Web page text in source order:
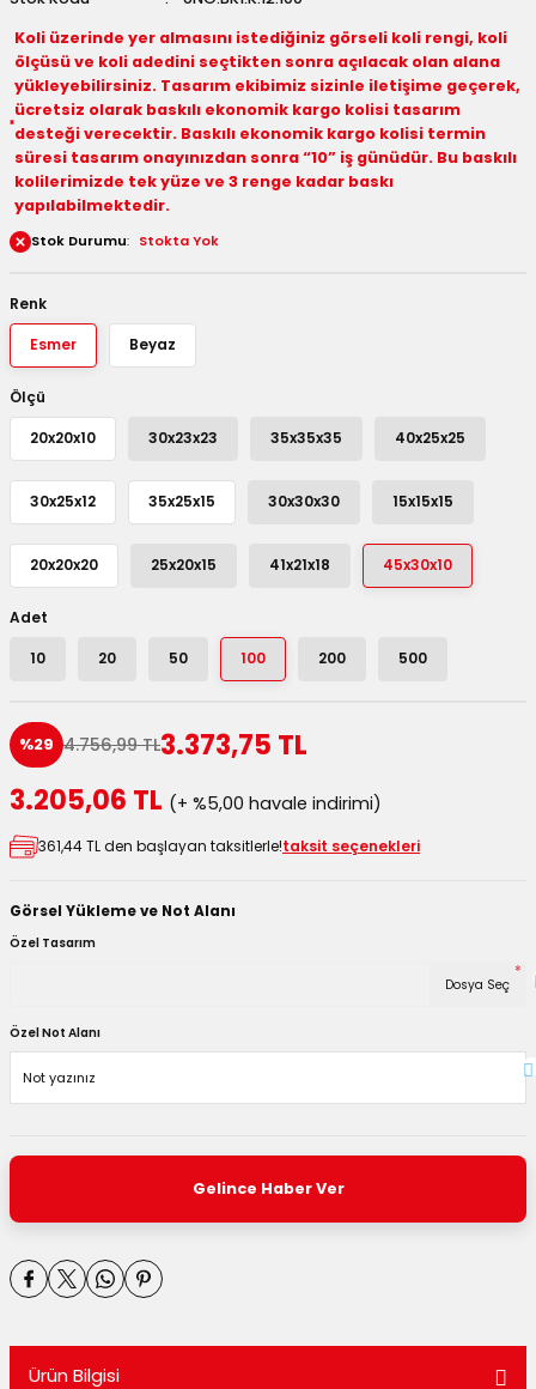
Kutuları
Kutuları
Kutular
ve Koliler
Koli üzerinde yer almasını istediğiniz görseli koli rengi, koli
ölçüsü ve koli adedini seçtikten sonra açılacak olan alana
yükleyebilirsiniz. Tasarım ekibimiz sizinle iletişime geçerek,
ücretsiz olarak baskılı ekonomik kargo kolisi tasarım
desteği verecektir. Baskılı ekonomik kargo kolisi termin
süresi tasarım onayınızdan sonra “10” iş günüdür. Bu baskılı
kolilerimizde tek yüze ve 3 renge kadar baskı
yapılabilmektedir.
Stok Durumu Stokta Yok
Renk
Esmer Beyaz
Ölçü
20x20x10 30x23x23 35x35x35 40x25x25
30x25x12 35x25x15 30x30x30 15x15x15
20x20x20 25x20x15 41x21x18 45x30x10
Adet
10 20 50 100 200 500
%29 4.756,99 TL3.373,75 TL
3.205,06 TL (+ %5,00 havale indirimi)
361,44 TL den başlayan taksitlerle!taksit seçenekleri
Görsel Yükleme ve Not Alanı
Özel Tasarım
Dosya Seç
*
Özel Not Alanı
Gelince Haber Ver
Ürün Bilgisi